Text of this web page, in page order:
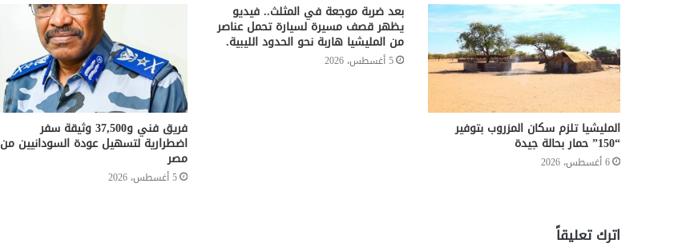
المليشيا تلزم سكان المزروب بتوفير
“150” حمار بحالة جيدة
6 أغسطس، 2026
بعد ضربة موجعة في المثلث.. فيديو
يظهر قصف مسيرة لسيارة تحمل عناصر
من المليشيا هاربة نحو الحدود الليبية.
5 أغسطس، 2026
فريق فني و37,500 وثيقة سفر
اضطرارية لتسهيل عودة السودانيين من
مصر
5 أغسطس، 2026
اترك تعليقاً